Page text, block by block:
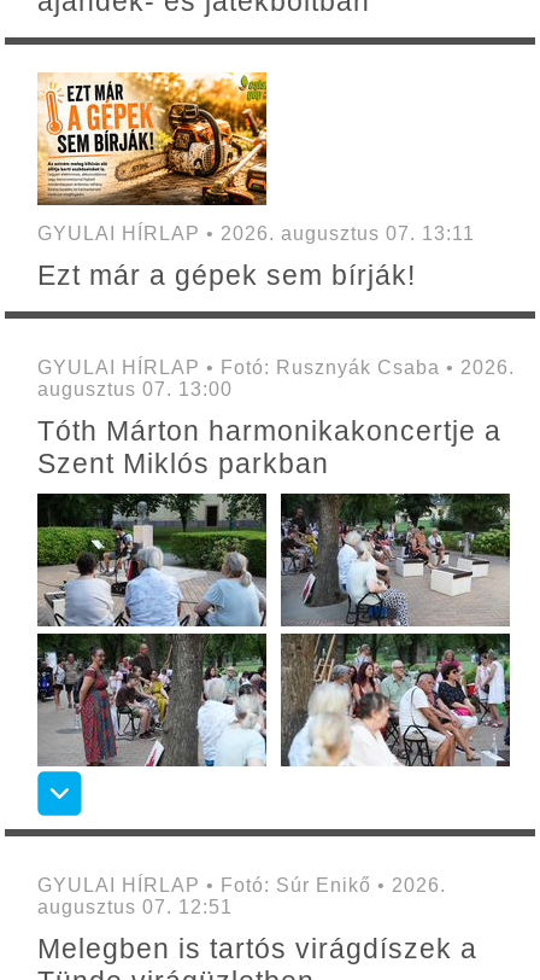
GYULAI HÍRLAP • 2026. augusztus 07. 13:11
Ezt már a gépek sem bírják!
GYULAI HÍRLAP • Fotó: Rusznyák Csaba • 2026.
augusztus 07. 13:00
Tóth Márton harmonikakoncertje a
Szent Miklós parkban
GYULAI HÍRLAP • Fotó: Súr Enikő • 2026.
augusztus 07. 12:51
Melegben is tartós virágdíszek a